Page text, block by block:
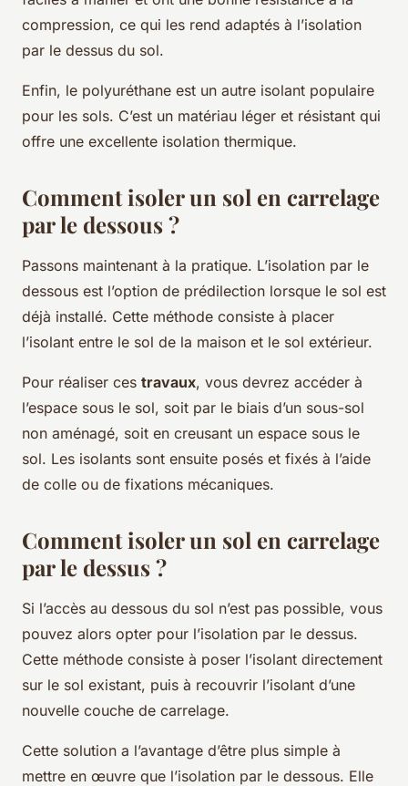
compression, ce qui les rend adaptés à l’isolation
par le dessus du sol.
Enfin, le polyuréthane est un autre isolant populaire
pour les sols. C’est un matériau léger et résistant qui
offre une excellente isolation thermique.
Comment isoler un sol en carrelage
par le dessous ?
Passons maintenant à la pratique. L’isolation par le
dessous est l’option de prédilection lorsque le sol est
déjà installé. Cette méthode consiste à placer
l’isolant entre le sol de la maison et le sol extérieur.
Pour réaliser ces travaux, vous devrez accéder à
l’espace sous le sol, soit par le biais d’un sous-sol
non aménagé, soit en creusant un espace sous le
sol. Les isolants sont ensuite posés et fixés à l’aide
de colle ou de fixations mécaniques.
Comment isoler un sol en carrelage
par le dessus ?
Si l’accès au dessous du sol n’est pas possible, vous
pouvez alors opter pour l’isolation par le dessus.
Cette méthode consiste à poser l’isolant directement
sur le sol existant, puis à recouvrir l’isolant d’une
nouvelle couche de carrelage.
Cette solution a l’avantage d’être plus simple à
mettre en œuvre que l’isolation par le dessous. Elle